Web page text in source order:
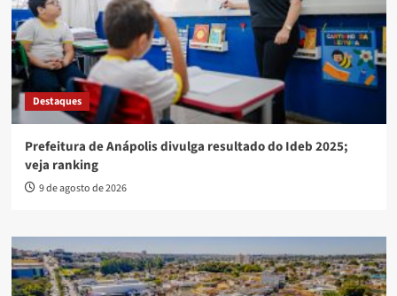
Destaques
Prefeitura de Anápolis divulga resultado do Ideb 2025;
veja ranking
9 de agosto de 2026